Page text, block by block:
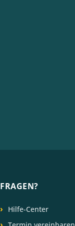
FRAGEN?
Hilfe-Center